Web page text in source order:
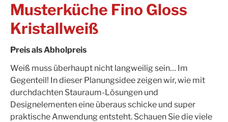
Klassische-Küchen
Landhaus-Küchen
Holzküchen
Hauswirtschaftsräume
Speisekammern
Unsere Ausstellung
Musterküchen Abverkauf
33 gute Gründe
Das Team
Küchenplanung
Küchen-Renovierung
Küchenfronten nach Maß
Tischlerei
Ergonomie
Musterküche Fino Gloss
Kristallweiß
Preis als Abholpreis
Weiß muss überhaupt nicht langweilig sein… Im
Gegenteil! In dieser Planungsidee zeigen wir, wie mit
durchdachten Stauraum-Lösungen und
Designelementen eine überaus schicke und super
praktische Anwendung entsteht. Schauen Sie die viele